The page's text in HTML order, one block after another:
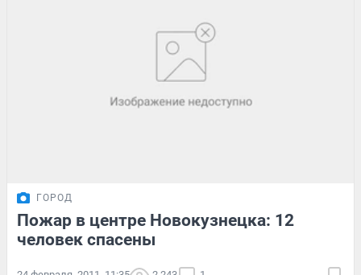
ГОРОД
Пожар в центре Новокузнецка: 12
человек спасены